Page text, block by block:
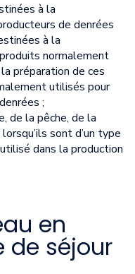
à la
de denrées
à la
normalement
préparation de ces
utilisés pour
;
de la pêche, de la
sont d’un type
dans la production
en
de séjour